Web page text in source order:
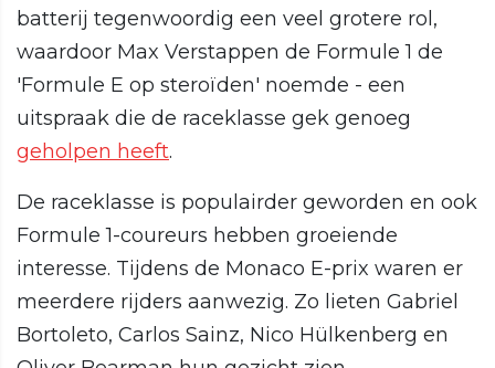
batterij tegenwoordig een veel grotere rol,
waardoor Max Verstappen de Formule 1 de
'Formule E op steroïden' noemde - een
uitspraak die de raceklasse gek genoeg
geholpen heeft.
De raceklasse is populairder geworden en ook
Formule 1-coureurs hebben groeiende
interesse. Tijdens de Monaco E-prix waren er
meerdere rijders aanwezig. Zo lieten Gabriel
Bortoleto, Carlos Sainz, Nico Hülkenberg en